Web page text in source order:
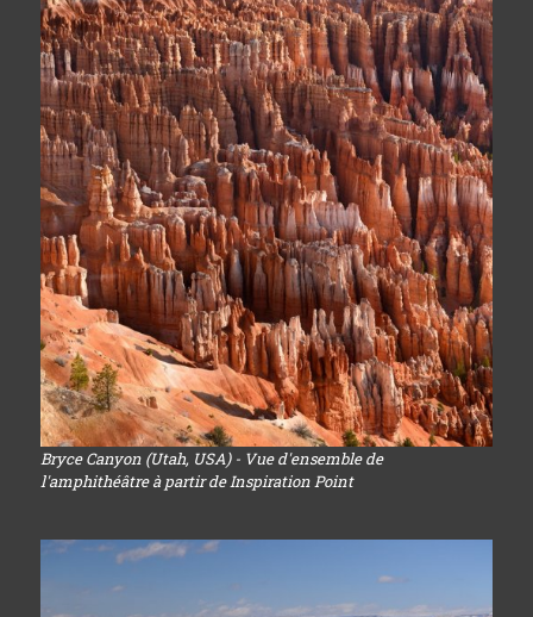
Bryce Canyon (Utah, USA) - Vue d'ensemble de
l'amphithéâtre à partir de Inspiration Point